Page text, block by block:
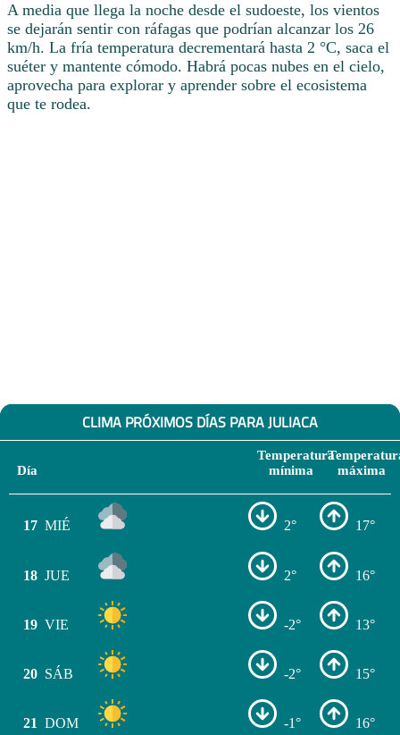
A media que llega la noche desde el sudoeste, los vientos
se dejarán sentir con ráfagas que podrían alcanzar los 26
km/h. La fría temperatura decrementará hasta 2 °C, saca el
suéter y mantente cómodo. Habrá pocas nubes en el cielo,
aprovecha para explorar y aprender sobre el ecosistema
que te rodea.
CLIMA PRÓXIMOS DÍAS PARA JULIACA
Día
Temperatura
mínima
máxima
17 MIÉ 2° 17°
18 JUE 2° 16°
19 VIE -2° 13°
20 SÁB -2° 15°
21 DOM -1° 16°